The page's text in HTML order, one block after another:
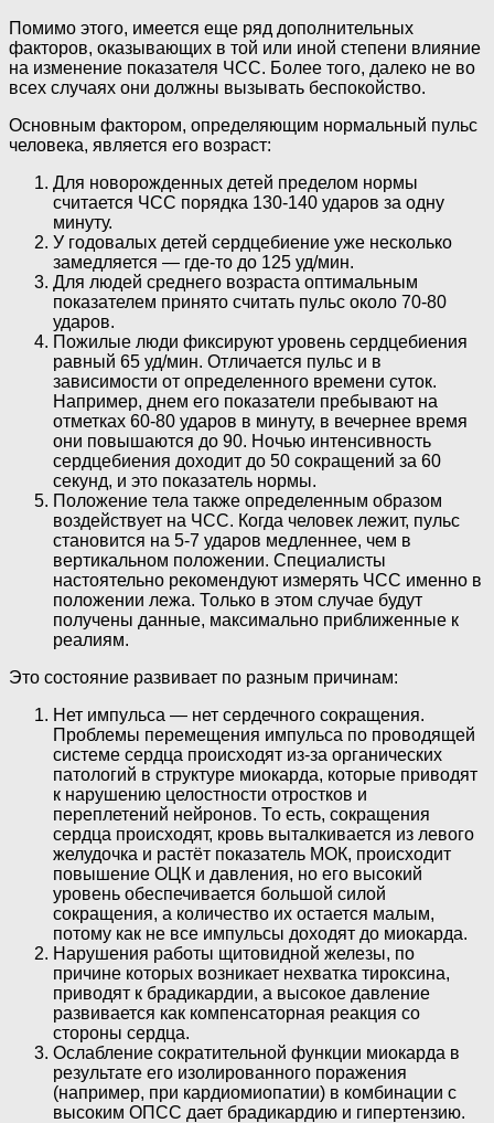
Помимо этого, имеется еще ряд дополнительных
факторов, оказывающих в той или иной степени влияние
на изменение показателя ЧСС. Более того, далеко не во
всех случаях они должны вызывать беспокойство.
Основным фактором, определяющим нормальный пульс
человека, является его возраст:
Для новорожденных детей пределом нормы
считается ЧСС порядка 130-140 ударов за одну
минуту.
У годовалых детей сердцебиение уже несколько
замедляется — где-то до 125 уд/мин.
Для людей среднего возраста оптимальным
показателем принято считать пульс около 70-80
ударов.
Пожилые люди фиксируют уровень сердцебиения
равный 65 уд/мин. Отличается пульс и в
зависимости от определенного времени суток.
Например, днем его показатели пребывают на
отметках 60-80 ударов в минуту, в вечернее время
они повышаются до 90. Ночью интенсивность
сердцебиения доходит до 50 сокращений за 60
секунд, и это показатель нормы.
Положение тела также определенным образом
воздействует на ЧСС. Когда человек лежит, пульс
становится на 5-7 ударов медленнее, чем в
вертикальном положении. Специалисты
настоятельно рекомендуют измерять ЧСС именно в
положении лежа. Только в этом случае будут
получены данные, максимально приближенные к
реалиям.
Это состояние развивает по разным причинам:
Нет импульса — нет сердечного сокращения.
Проблемы перемещения импульса по проводящей
системе сердца происходят из-за органических
патологий в структуре миокарда, которые приводят
к нарушению целостности отростков и
переплетений нейронов. То есть, сокращения
сердца происходят, кровь выталкивается из левого
желудочка и растёт показатель МОК, происходит
повышение ОЦК и давления, но его высокий
уровень обеспечивается большой силой
сокращения, а количество их остается малым,
потому как не все импульсы доходят до миокарда.
Нарушения работы щитовидной железы, по
причине которых возникает нехватка тироксина,
приводят к брадикардии, а высокое давление
развивается как компенсаторная реакция со
стороны сердца.
Ослабление сократительной функции миокарда в
результате его изолированного поражения
(например, при кардиомиопатии) в комбинации с
высоким ОПСС дает брадикардию и гипертензию.